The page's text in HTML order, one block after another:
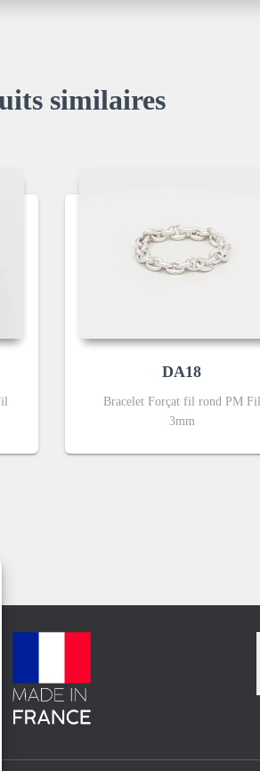
similaires
DA18
Bracelet Forçat fil rond PM Fil
3mm